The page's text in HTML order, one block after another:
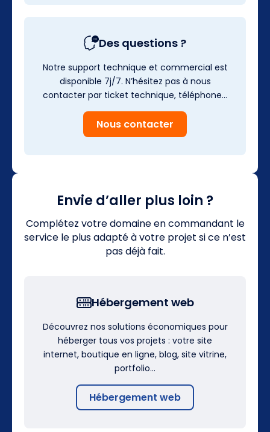
Des questions ?
Notre support technique et commercial est
disponible 7j/7. N’hésitez pas à nous
contacter par ticket technique, téléphone…
Nous contacter
Envie d’aller plus loin ?
Complétez votre domaine en commandant le
service le plus adapté à votre projet si ce n’est
pas déjà fait.
Hébergement web
Découvrez nos solutions économiques pour
héberger tous vos projets : votre site
internet, boutique en ligne, blog, site vitrine,
portfolio…
Hébergement web